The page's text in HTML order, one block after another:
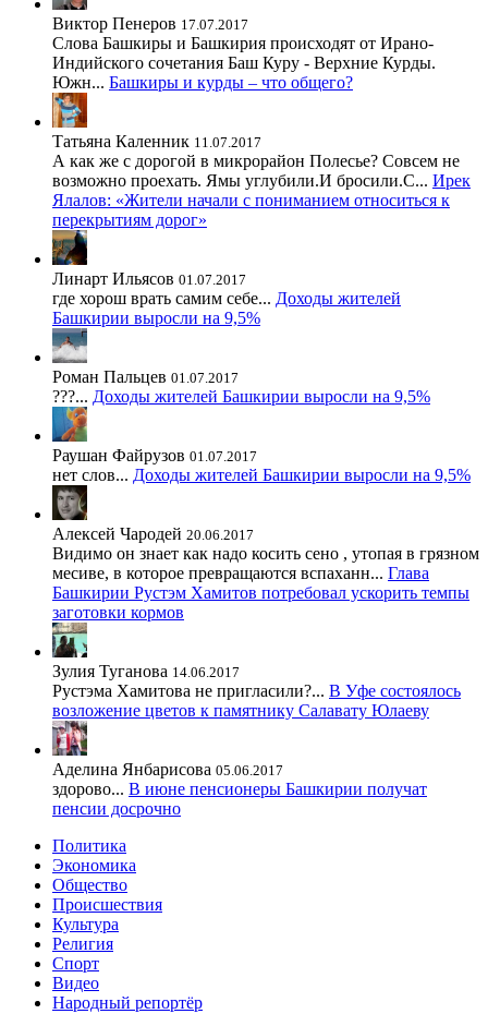
Виктор Пенеров 17.07.2017
Слова Башкиры и Башкирия происходят от Ирано-
Индийского сочетания Баш Куру - Верхние Курды.
Южн... Башкиры и курды – что общего?
Татьяна Каленник 11.07.2017
А как же с дорогой в микрорайон Полесье? Совсем не
возможно проехать. Ямы углубили.И бросили.С... Ирек
Ялалов: «Жители начали с пониманием относиться к
перекрытиям дорог»
Линарт Ильясов 01.07.2017
где хорош врать самим себе... Доходы жителей
Башкирии выросли на 9,5%
Роман Пальцев 01.07.2017
???... Доходы жителей Башкирии выросли на 9,5%
Раушан Файрузов 01.07.2017
нет слов... Доходы жителей Башкирии выросли на 9,5%
Алексей Чародей 20.06.2017
Видимо он знает как надо косить сено , утопая в грязном
месиве, в которое превращаются вспаханн... Глава
Башкирии Рустэм Хамитов потребовал ускорить темпы
заготовки кормов
Зулия Туганова 14.06.2017
Рустэма Хамитова не пригласили?... В Уфе состоялось
возложение цветов к памятнику Салавату Юлаеву
Аделина Янбарисова 05.06.2017
здорово... В июне пенсионеры Башкирии получат
пенсии досрочно
Политика
Экономика
Общество
Происшествия
Культура
Религия
Спорт
Видео
Народный репортёр